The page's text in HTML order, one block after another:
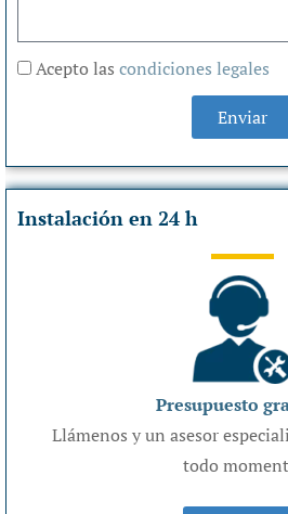
Acepto las condiciones legales
Enviar
Instalación en 24 h
Presupuesto
Llámenos y un asesor
todo